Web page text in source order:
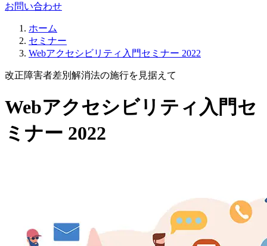
お問い合わせ
ホーム
セミナー
Webアクセシビリティ入門セミナー 2022
改正障害者差別解消法の施行を見据えて
Webアクセシビリティ入門セ
ミナー 2022